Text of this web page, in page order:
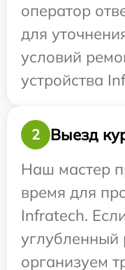
оператор
для
условий
устройства
2
Выезд
Наш мастер
время для
Infratech.
организуем